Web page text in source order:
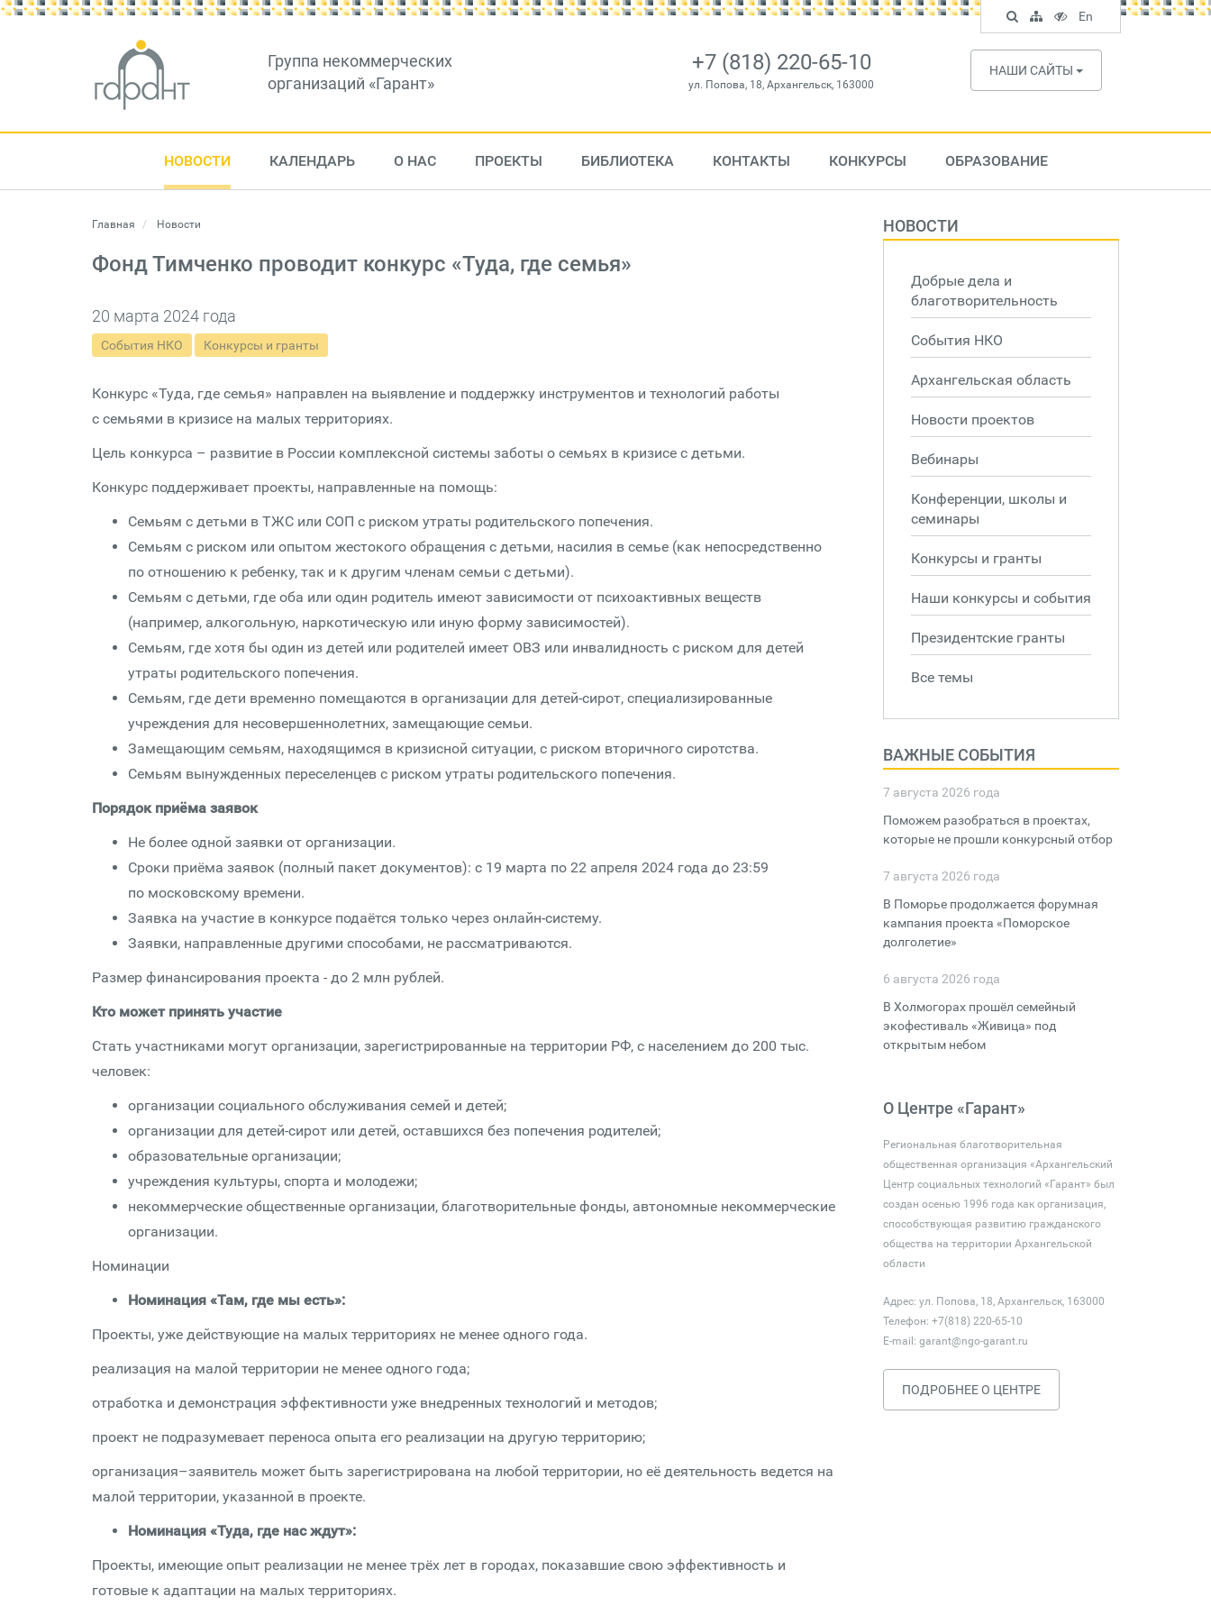
Группа некоммерческих
организаций «Гарант»
+7 (818) 220-65-10
ул. Попова, 18, Архангельск, 163000
НАШИ САЙТЫ
НОВОСТИ КАЛЕНДАРЬ О НАС ПРОЕКТЫ БИБЛИОТЕКА КОНТАКТЫ КОНКУРСЫ ОБРАЗОВАНИЕ
Главная Новости
Фонд Тимченко проводит конкурс «Туда, где семья»
20 марта 2024 года
События НКО Конкурсы и гранты
Конкурс «Туда, где семья» направлен на выявление и поддержку инструментов и технологий работы
с семьями в кризисе на малых территориях.
Цель конкурса – развитие в России комплексной системы заботы о семьях в кризисе с детьми.
Конкурс поддерживает проекты, направленные на помощь:
Семьям с детьми в ТЖС или СОП с риском утраты родительского попечения.
Семьям с риском или опытом жестокого обращения с детьми, насилия в семье (как непосредственно
по отношению к ребенку, так и к другим членам семьи с детьми).
Семьям с детьми, где оба или один родитель имеют зависимости от психоактивных веществ
(например, алкогольную, наркотическую или иную форму зависимостей).
Семьям, где хотя бы один из детей или родителей имеет ОВЗ или инвалидность с риском для детей
утраты родительского попечения.
Семьям, где дети временно помещаются в организации для детей-сирот, специализированные
учреждения для несовершеннолетних, замещающие семьи.
Замещающим семьям, находящимся в кризисной ситуации, с риском вторичного сиротства.
Семьям вынужденных переселенцев с риском утраты родительского попечения.
Порядок приёма заявок
Не более одной заявки от организации.
Сроки приёма заявок (полный пакет документов): с 19 марта по 22 апреля 2024 года до 23:59
по московскому времени.
Заявка на участие в конкурсе подаётся только через онлайн-систему.
Заявки, направленные другими способами, не рассматриваются.
Размер финансирования проекта - до 2 млн рублей.
Кто может принять участие
Стать участниками могут организации, зарегистрированные на территории РФ, с населением до 200 тыс.
человек:
организации социального обслуживания семей и детей;
организации для детей-сирот или детей, оставшихся без попечения родителей;
образовательные организации;
учреждения культуры, спорта и молодежи;
некоммерческие общественные организации, благотворительные фонды, автономные некоммерческие
организации.
Номинации
Номинация «Там, где мы есть»:
Проекты, уже действующие на малых территориях не менее одного года.
реализация на малой территории не менее одного года;
отработка и демонстрация эффективности уже внедренных технологий и методов;
проект не подразумевает переноса опыта его реализации на другую территорию;
организация–заявитель может быть зарегистрирована на любой территории, но её деятельность ведется на
малой территории, указанной в проекте.
Номинация «Туда, где нас ждут»:
Проекты, имеющие опыт реализации не менее трёх лет в городах, показавшие свою эффективность и
готовые к адаптации на малых территориях.
НОВОСТИ
Добрые дела и
благотворительность
События НКО
Архангельская область
Новости проектов
Вебинары
Конференции, школы и
семинары
Конкурсы и гранты
Наши конкурсы и события
Президентские гранты
Все темы
ВАЖНЫЕ СОБЫТИЯ
7 августа 2026 года
Поможем разобраться в проектах,
которые не прошли конкурсный отбор
7 августа 2026 года
В Поморье продолжается форумная
кампания проекта «Поморское
долголетие»
6 августа 2026 года
В Холмогорах прошёл семейный
экофестиваль «Живица» под
открытым небом
О Центре «Гарант»
Региональная благотворительная
общественная организация «Архангельский
Центр социальных технологий «Гарант» был
создан осенью 1996 года как организация,
способствующая развитию гражданского
общества на территории Архангельской
области
Адрес: ул. Попова, 18, Архангельск, 163000
Телефон: +7(818) 220-65-10
E-mail: garant@ngo-garant.ru
ПОДРОБНЕЕ О ЦЕНТРЕ
Поиск
по
сайту
Карта
сайта
Версия
для
слабовидящих
En
English